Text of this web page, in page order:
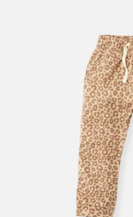
Sie das Medium 0 im